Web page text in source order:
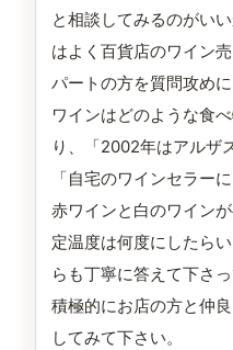
と相談してみるのがい
はよく百貨店のワイン
パートの方を質問攻め
ワインはどのような食
り、「2002年はアルザ
「自宅のワインセラー
赤ワインと白のワイン
定温度は何度にしたら
らも丁寧に答えて下さ
積極的にお店の方と仲
してみて下さい。